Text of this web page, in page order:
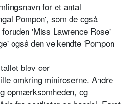
for et antal
Pompon', som de også
'Miss Lawrence Rose'
også den vel­kendte 'Pompon
blev der
omkring miniroserne. Andre
opmærksomhe­den, og